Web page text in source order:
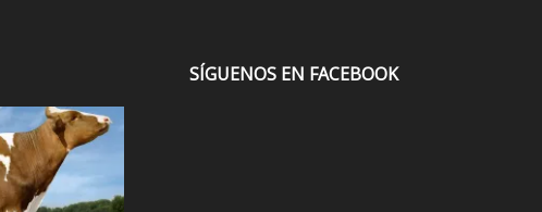
SÍGUENOS EN FACEBOOK